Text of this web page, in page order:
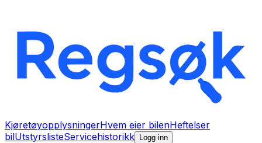
KjøretøyopplysningerHvem eier bilenHeftelser
bilUtstyrslisteServicehistorikk Logg inn